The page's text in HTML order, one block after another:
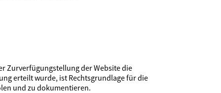
Zurverfügungstellung der Website die
erteilt wurde, ist Rechtsgrundlage für die
und zu dokumentieren.